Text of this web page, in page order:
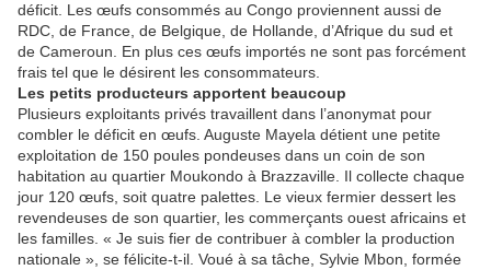
déficit. Les œufs consommés au Congo proviennent aussi de
RDC, de France, de Belgique, de Hollande, d’Afrique du sud et
de Cameroun. En plus ces œufs importés ne sont pas forcément
frais tel que le désirent les consommateurs.
Les petits producteurs apportent beaucoup
Plusieurs exploitants privés travaillent dans l’anonymat pour
combler le déficit en œufs. Auguste Mayela détient une petite
exploitation de 150 poules pondeuses dans un coin de son
habitation au quartier Moukondo à Brazzaville. Il collecte chaque
jour 120 œufs, soit quatre palettes. Le vieux fermier dessert les
revendeuses de son quartier, les commerçants ouest africains et
les familles. « Je suis fier de contribuer à combler la production
nationale », se félicite-t-il. Voué à sa tâche, Sylvie Mbon, formée